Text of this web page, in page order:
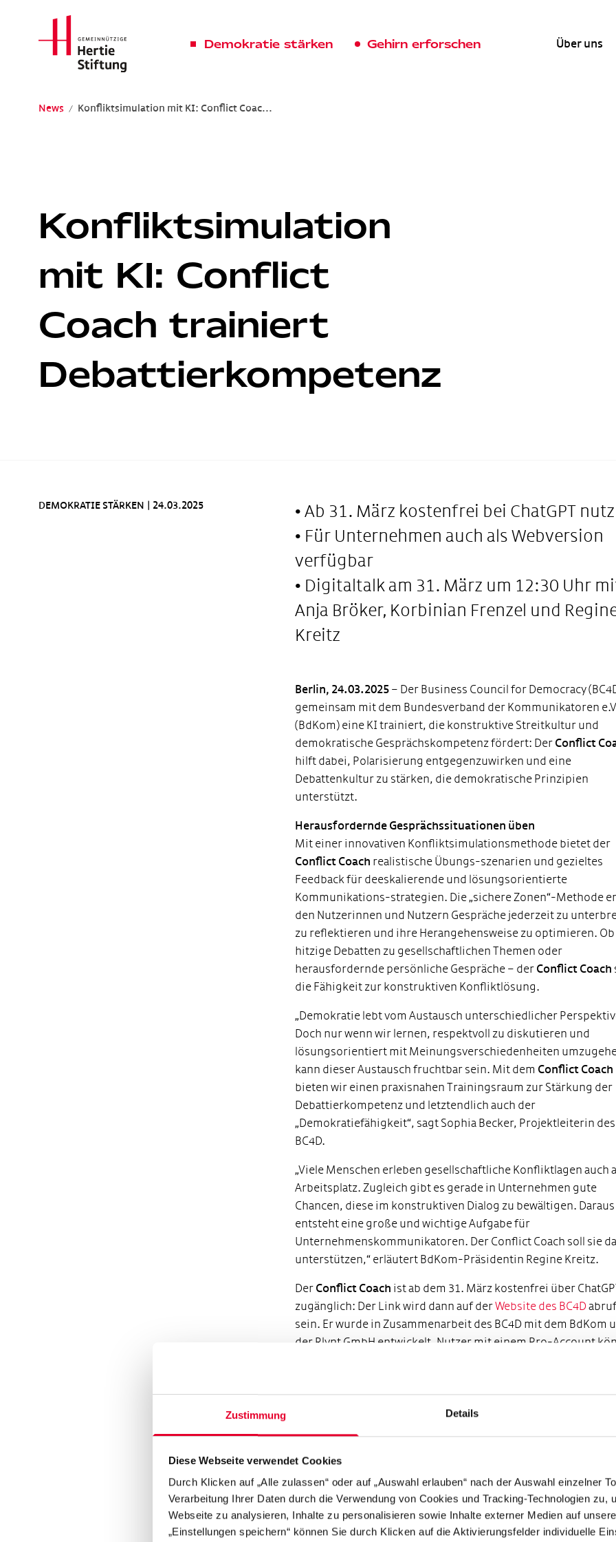
Zustimmung Details
Diese Webseite verwendet Cookies
Durch Klicken auf „Alle zulassen“ oder auf „Auswahl erlauben“ nach der Auswahl einzelner
Verarbeitung Ihrer Daten durch die Verwendung von Cookies und Tracking-Technologien zu,
Webseite zu analysieren, Inhalte zu personalisieren sowie Inhalte externer Medien auf
„Einstellungen speichern“ können Sie durch Klicken auf die Aktivierungsfelder individuelle
Hertie Stiftung Logo
Demokratie stärken Gehirn erforschen Über uns
News Konfliktsimulation mit KI: Conflict Coac...
Konfliktsimulation
mit KI: Conflict
Coach trainiert
Debattierkompetenz
DEMOKRATIE STÄRKEN 24.03.2025
• Ab 31. März kostenfrei bei ChatGPT
• Für Unternehmen auch als Webversion
verfügbar
• Digitaltalk am 31. März um 12:30 Uhr
Anja Bröker, Korbinian Frenzel und
Kreitz
Berlin, 24.03.2025 – Der Business Council for Democracy
gemeinsam mit dem Bundesverband der Kommunikatoren
(BdKom) eine KI trainiert, die konstruktive Streitkultur und
demokratische Gesprächskompetenz fördert: Der Conflict
hilft dabei, Polarisierung entgegenzuwirken und eine
Debattenkultur zu stärken, die demokratische Prinzipien
unterstützt.
Herausfordernde Gesprächssituationen üben
Mit einer innovativen Konfliktsimulationsmethode bietet der
Conflict Coach realistische Übungs-szenarien und gezieltes
Feedback für deeskalierende und lösungsorientierte
Kommunikations-strategien. Die „sichere Zonen“-Methode
den Nutzerinnen und Nutzern Gespräche jederzeit zu
zu reflektieren und ihre Herangehensweise zu optimieren. Ob
hitzige Debatten zu gesellschaftlichen Themen oder
herausfordernde persönliche Gespräche – der Conflict Coach
die Fähigkeit zur konstruktiven Konfliktlösung.
„Demokratie lebt vom Austausch unterschiedlicher
Doch nur wenn wir lernen, respektvoll zu diskutieren und
lösungsorientiert mit Meinungsverschiedenheiten
kann dieser Austausch fruchtbar sein. Mit dem Conflict Coach
bieten wir einen praxisnahen Trainingsraum zur Stärkung der
Debattierkompetenz und letztendlich auch der
„Demokratiefähigkeit“, sagt Sophia Becker, Projektleiterin des
BC4D.
„Viele Menschen erleben gesellschaftliche Konfliktlagen auch
Arbeitsplatz. Zugleich gibt es gerade in Unternehmen gute
Chancen, diese im konstruktiven Dialog zu bewältigen. Daraus
entsteht eine große und wichtige Aufgabe für
Unternehmenskommunikatoren. Der Conflict Coach soll sie
unterstützen,“ erläutert BdKom-Präsidentin Regine Kreitz.
Der Conflict Coach ist ab dem 31. März kostenfrei über
zugänglich: Der Link wird dann auf derWebsite des BC4D
sein. Er wurde in Zusammenarbeit des BC4D mit dem BdKom
der Rlvnt GmbH entwickelt. Nutzer mit einem Pro-Account
ChatGPT funktioniert. Bei Interesse können sich
wenden.
Zur Einführung der neuen Debatten-KI findet am 31.März um
Uhr ein Digitaltalk mitAnja Bröker, Pressesprecherin
Bahn AG, dem JournalistenKorbinian FrenzelundRegine
Präsidentin des BdKom statt. Nach einer kurzen Vorstellung
Conflict Coach diskutieren sie über die aktuelle